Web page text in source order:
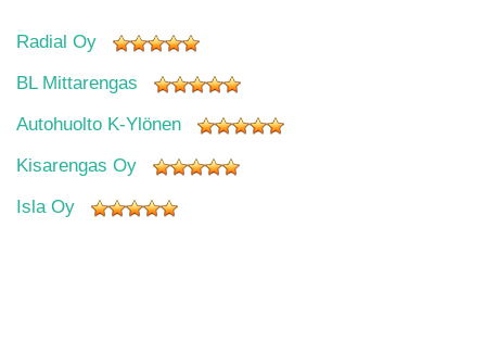
Radial Oy
BL Mittarengas
Autohuolto K-Ylönen
Kisarengas Oy
Isla Oy